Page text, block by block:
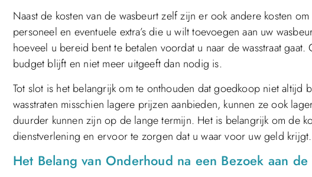
Naast de kosten van de wasbeurt zelf zijn er ook andere kosten
personeel en eventuele extra’s die u wilt toevoegen aan uw
hoeveel u bereid bent te betalen voordat u naar de wasstraat
budget blijft en niet meer uitgeeft dan nodig is.
Tot slot is het belangrijk om te onthouden dat goedkoop niet altijd
wasstraten misschien lagere prijzen aanbieden, kunnen ze ook
duurder kunnen zijn op de lange termijn. Het is belangrijk om de
dienstverlening en ervoor te zorgen dat u waar voor uw geld krijgt.
Het Belang van Onderhoud na een Bezoek aan de